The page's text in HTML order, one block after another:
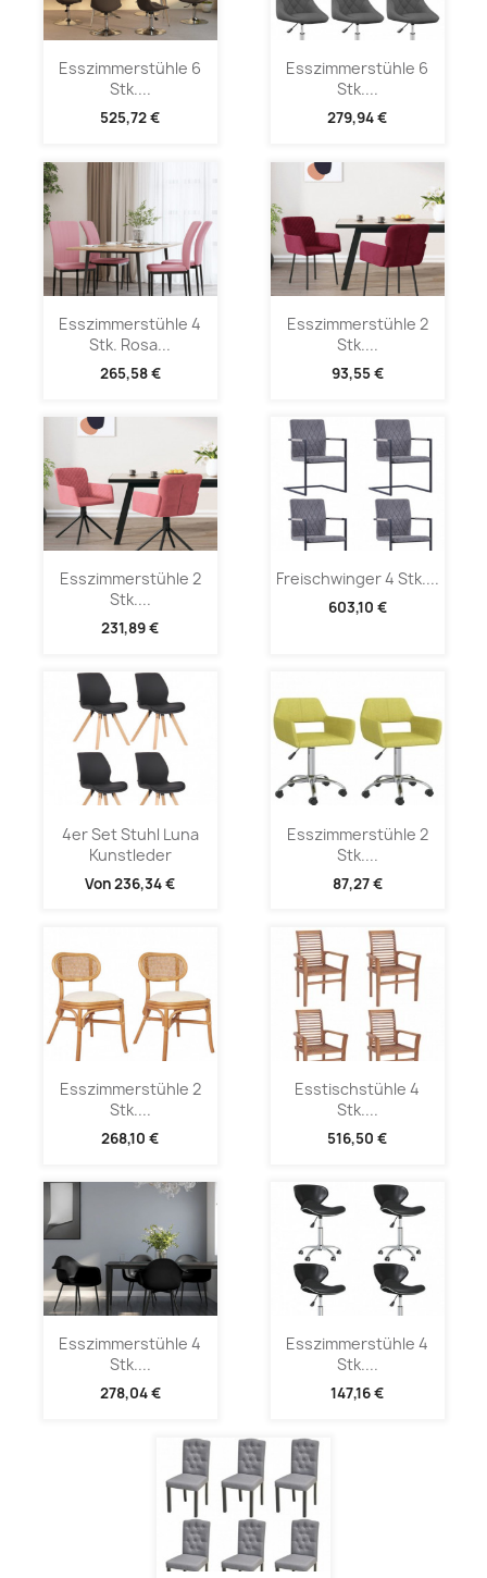
Esszimmerstühle 6
Stk....
525,72 €
Esszimmerstühle 6
Stk....
279,94 €
Esszimmerstühle 4
Stk. Rosa...
265,58 €
Esszimmerstühle 2
Stk....
93,55 €
Esszimmerstühle 2
Stk....
231,89 €
Freischwinger 4 Stk....
603,10 €
4er Set Stuhl Luna
Kunstleder
Von236,34 €
Esszimmerstühle 2
Stk....
87,27 €
Esszimmerstühle 2
Stk....
268,10 €
Esstischstühle 4
Stk....
516,50 €
Esszimmerstühle 4
Stk....
278,04 €
Esszimmerstühle 4
Stk....
147,16 €